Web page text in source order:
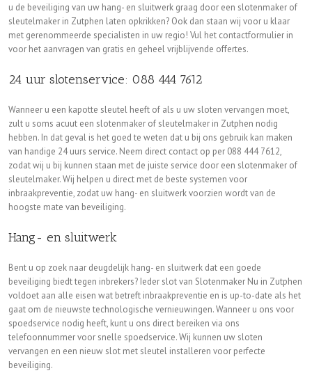
u de beveiliging van uw hang- en sluitwerk graag door een slotenmaker of
sleutelmaker in Zutphen laten opkrikken? Ook dan staan wij voor u klaar
met gerenommeerde specialisten in uw regio! Vul het contactformulier in
voor het aanvragen van gratis en geheel vrijblijvende offertes.
24 uur slotenservice: 088 444 7612
Wanneer u een kapotte sleutel heeft of als u uw sloten vervangen moet,
zult u soms acuut een slotenmaker of sleutelmaker in Zutphen nodig
hebben. In dat geval is het goed te weten dat u bij ons gebruik kan maken
van handige 24 uurs service. Neem direct contact op per 088 444 7612,
zodat wij u bij kunnen staan met de juiste service door een slotenmaker of
sleutelmaker. Wij helpen u direct met de beste systemen voor
inbraakpreventie, zodat uw hang- en sluitwerk voorzien wordt van de
hoogste mate van beveiliging.
Hang- en sluitwerk
Bent u op zoek naar deugdelijk hang- en sluitwerk dat een goede
beveiliging biedt tegen inbrekers? Ieder slot van Slotenmaker Nu in Zutphen
voldoet aan alle eisen wat betreft inbraakpreventie en is up-to-date als het
gaat om de nieuwste technologische vernieuwingen. Wanneer u ons voor
spoedservice nodig heeft, kunt u ons direct bereiken via ons
telefoonnummer voor snelle spoedservice. Wij kunnen uw sloten
vervangen en een nieuw slot met sleutel installeren voor perfecte
beveiliging.